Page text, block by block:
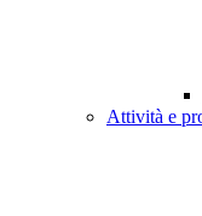
Attività e